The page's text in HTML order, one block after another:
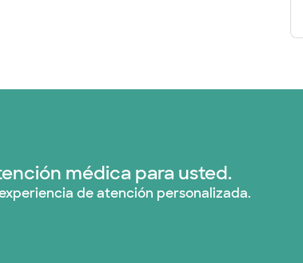
médica para usted.
de atención personalizada.